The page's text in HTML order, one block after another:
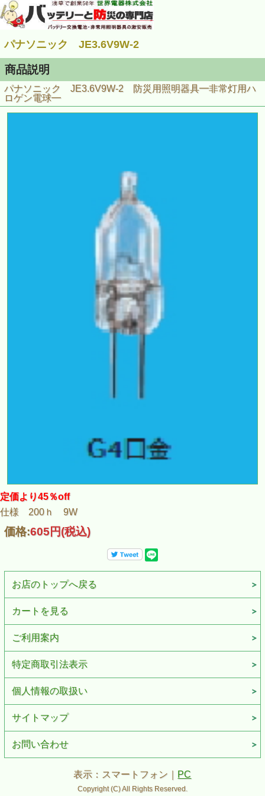
パナソニック JE3.6V9W-2
商品説明
パナソニック JE3.6V9W-2 防災用照明器具━非常灯用ハ
ロゲン電球━
定価より45％off
仕様 200ｈ 9W
価格:605円(税込)
お店のトップへ戻る
カートを見る
ご利用案内
特定商取引法表示
個人情報の取扱い
サイトマップ
お問い合わせ
表示：スマートフォン｜ PC
Copyright (C) All Rights Reserved.